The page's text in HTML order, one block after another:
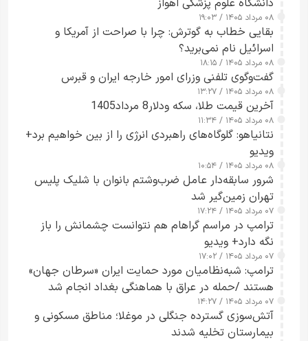
دانشگاه علوم پزشکی اهواز
۰۸ مرداد ۱۴۰۵ / ۱۹:۰۳
بقایی خطاب به گوترش: چرا با صراحت از آمریکا و
اسرائیل نام نمی‌برید؟
۰۸ مرداد ۱۴۰۵ / ۱۸:۱۵
گفت‌وگوی تلفنی وزرای امور خارجه ایران و قبرس
۰۸ مرداد ۱۴۰۵ / ۱۳:۲۷
آخرین قیمت طلا، سکه ودلار8 مرداد1405
۰۸ مرداد ۱۴۰۵ / ۱۱:۳۴
نتانیاهو: گلوگاه‌های راهبردی انرژی را از بین خواهیم برد+
ویدیو
۰۸ مرداد ۱۴۰۵ / ۱۰:۵۴
شرور سابقه‌دار عامل ضرب‌وشتم بانوان با شلیک پلیس
تهران زمین‌گیر شد
۰۷ مرداد ۱۴۰۵ / ۱۷:۲۴
ترامپ در مراسم گراهام هم نتوانست چشمانش را باز
نگه دارد+ ویدیو
۰۷ مرداد ۱۴۰۵ / ۱۷:۰۲
ترامپ: شبه‌نظامیان مورد حمایت ایران «سرطان جهان»
هستند /حمله در عراق با هماهنگی بغداد انجام شد
۰۷ مرداد ۱۴۰۵ / ۱۴:۲۷
آتش‌سوزی گسترده جنگلی در موغلا؛ مناطق مسکونی و
بیمارستان تخلیه شدند